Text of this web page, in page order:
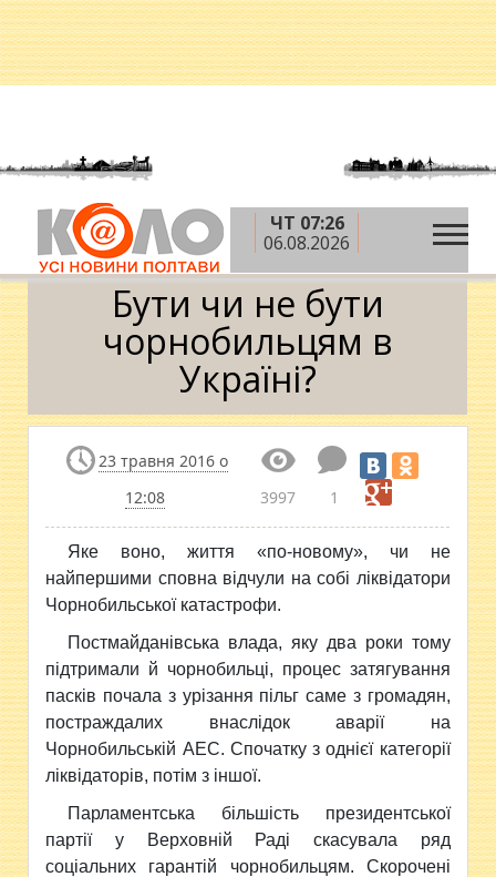
ЧТ 07:26
06.08.2026
Головна » Блоги » Анастасія Ляшенко
Бути
чи не бути чорнобильцям в Україні?
Бути чи не бути
чорнобильцям в
Україні?
23 травня 2016 о
12:08
3997 1
Яке воно, життя «по-новому», чи не
найпершими сповна відчули на собі ліквідатори
Чорнобильської катастрофи.
Постмайданівська влада, яку два роки тому
підтримали й чорнобильці, процес затягування
пасків почала з урізання пільг саме з громадян,
постраждалих внаслідок аварії на
Чорнобильській АЕС. Спочатку з однієї категорії
ліквідаторів, потім з іншої.
Парламентська більшість президентської
партії у Верховній Раді скасувала ряд
соціальних гарантій чорнобильцям. Скорочені